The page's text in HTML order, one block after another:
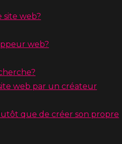
web?
web?
web par un créateur
que de créer son propre